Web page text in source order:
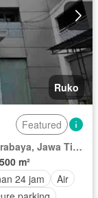
Ruko
Featured
RW 02, Putat Gede, Sukomanunggal, Surabaya, Jawa Timur
m²
24 jam
Air